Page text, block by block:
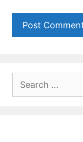
Search
for: